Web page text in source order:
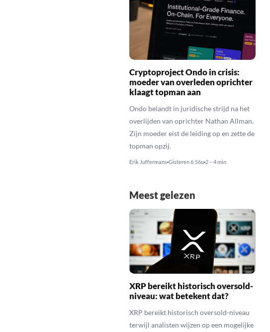
Cryptoproject Ondo in crisis:
moeder van overleden oprichter
klaagt topman aan
Ondo belandt in juridische strijd na het
overlijden van oprichter Nathan Allman.
Zijn moeder eist de leiding op en zette de
topman opzij.
Erik Juffermans Gisteren 6:56u 2 – 4 min
Meest gelezen
XRP bereikt historisch oversold-
niveau: wat betekent dat?
XRP bereikt historisch oversold-niveau
terwijl analisten wijzen op een mogelijke